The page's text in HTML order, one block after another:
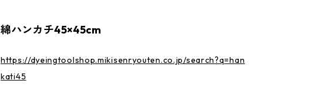
綿ハンカチ45×45cm
https://dyeingtoolshop.mikisenryouten.co.jp/search?q=han
kati45